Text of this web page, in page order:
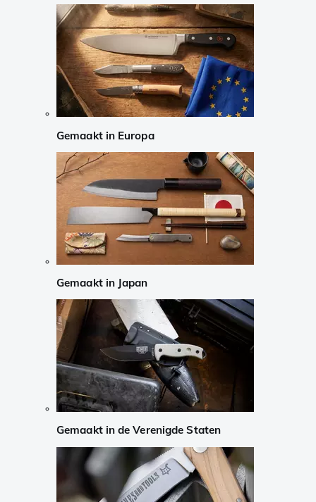
Gemaakt in Europa
Gemaakt in Japan
Gemaakt in de Verenigde Staten